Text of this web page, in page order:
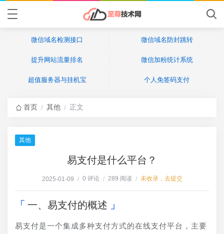
微信域名检测接口 微信域名防封跳转
提升网站流量排名 微信加粉统计系统
超值服务器与挂机宝 个人免签码支付
首页 / 其他 / 正文
其他
易支付是什么平台？
2025-01-09 / 0 评论 / 289 阅读 / 未收录，去提交
一、易支付的概述
易支付是一个集成多种支付方式的在线支付平台，主要